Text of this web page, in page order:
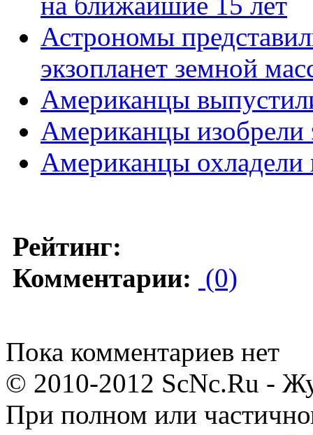
Астрономы
экзопланет земной
Американцы
Американцы изобрели
Американцы
Рейтинг:
Комментарии: (0)
Пока комментариев нет
© 2010-2012 ScNc.Ru -
При полном или